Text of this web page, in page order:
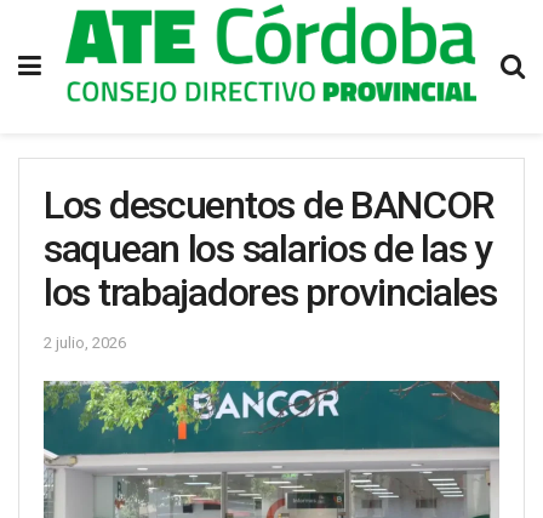
Los descuentos de BANCOR
saquean los salarios de las y
los trabajadores provinciales
2 julio, 2026